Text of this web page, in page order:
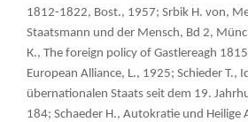
1812-1822, Bost., 1957; Srbik H. von,
Staatsmann und der Mensch, Bd 2,
К., The foreign policy of Gastlereagh
European Alliance, L., 1925; Schieder T.,
übernationalen Staats seit dem 19.
184; Schaeder H., Autokratie und Heilige